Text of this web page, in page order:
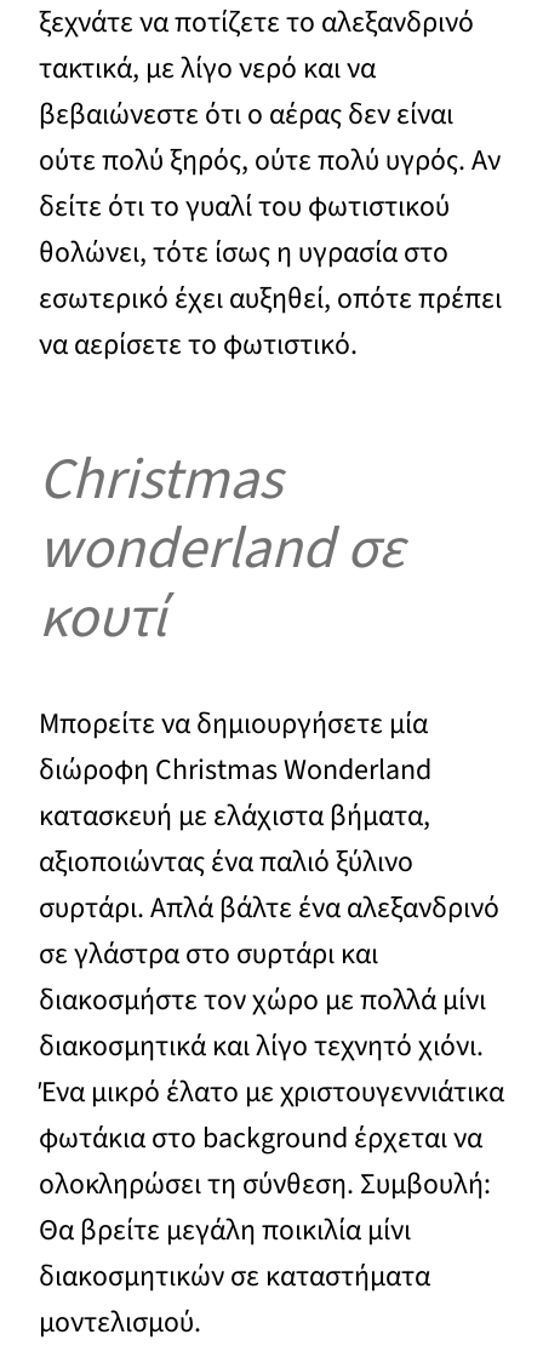
ξεχνάτε να ποτίζετε το αλεξανδρινό
τακτικά, με λίγο νερό και να
βεβαιώνεστε ότι ο αέρας δεν είναι
ούτε πολύ ξηρός, ούτε πολύ υγρός. Αν
δείτε ότι το γυαλί του φωτιστικού
θολώνει, τότε ίσως η υγρασία στο
εσωτερικό έχει αυξηθεί, οπότε πρέπει
να αερίσετε το φωτιστικό.
Christmas
wonderland σε
κουτί
Μπορείτε να δημιουργήσετε μία
διώροφη Christmas Wonderland
κατασκευή με ελάχιστα βήματα,
αξιοποιώντας ένα παλιό ξύλινο
συρτάρι. Απλά βάλτε ένα αλεξανδρινό
σε γλάστρα στο συρτάρι και
διακοσμήστε τον χώρο με πολλά μίνι
διακοσμητικά και λίγο τεχνητό χιόνι.
Ένα μικρό έλατο με χριστουγεννιάτικα
φωτάκια στο background έρχεται να
ολοκληρώσει τη σύνθεση. Συμβουλή:
Θα βρείτε μεγάλη ποικιλία μίνι
διακοσμητικών σε καταστήματα
μοντελισμού.